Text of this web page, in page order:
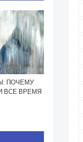
ПОЧЕМУ
ВСЕ ВРЕМЯ